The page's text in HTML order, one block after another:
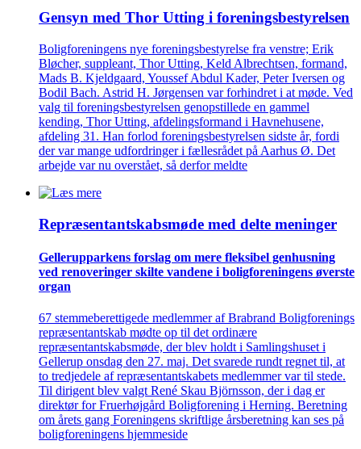
Gensyn med Thor Utting i forenings­bestyrelsen
Boligforeningens nye foreningsbestyrelse fra venstre; Erik
Bløcher, suppleant, Thor Utting, Keld Albrechtsen, formand,
Mads B. Kjeldgaard, Youssef Abdul Kader, Peter Iversen og
Bodil Bach. Astrid H. Jørgensen var forhindret i at møde. Ved
valg til foreningsbestyrelsen genopstillede en gammel
kending, Thor Utting, afdelingsformand i Havnehusene,
afdeling 31. Han forlod foreningsbestyrelsen sidste år, fordi
der var mange udfordringer i fællesrådet på Aarhus Ø. Det
arbejde var nu overstået, så derfor meldte
Repræsentant­skabs­møde med delte meninger
Gellerup­parkens forslag om mere fleksibel genhusning
ved renove­ringer skilte vandene i bolig­foreningens øverste
organ
67 stemmeberettigede medlemmer af Brabrand Boligforenings
repræsentantskab mødte op til det ordinære
repræsentantskabsmøde, der blev holdt i Samlingshuset i
Gellerup onsdag den 27. maj. Det svarede rundt regnet til, at
to tredjedele af repræsentantskabets medlemmer var til stede.
Til dirigent blev valgt René Skau Björnsson, der i dag er
direktør for Fruerhøjgård Boligforening i Herning. Beretning
om årets gang Foreningens skriftlige årsberetning kan ses på
boligforeningens hjemmeside